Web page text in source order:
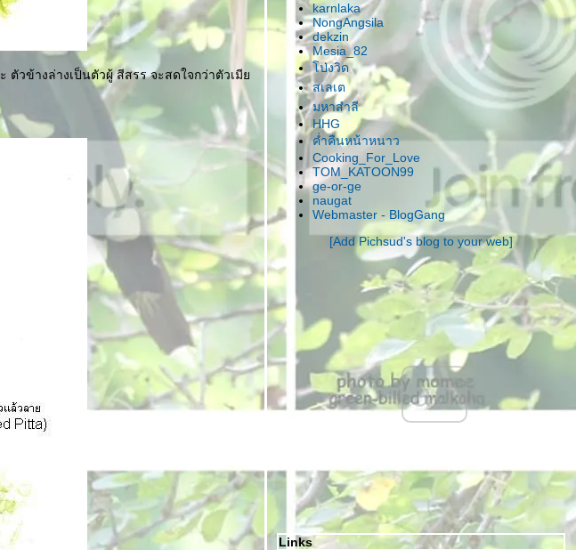
วข้างล่างเป็นตัวผู้ สีสรร จะสดใจกว่าตัวเมี
karnlaka
NongAngsila
dekzin
Mesia_82
ป่งวิด
สเลเต
มหาสำลี
HHG
ค่ำคืนหน้าหนาว
Cooking_For_Love
TOM_KATOON99
ge-or-ge
naugat
Webmaster - BlogGang
[Add Pichsud's blog to your web]
ad
Links